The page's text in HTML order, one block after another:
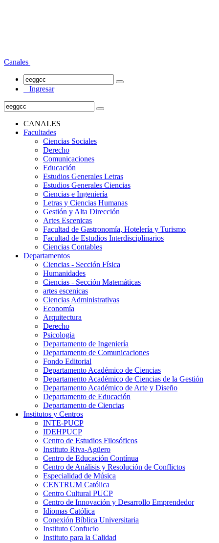
Canales
Ingresar
CANALES
Facultades
Ciencias Sociales
Derecho
Comunicaciones
Educación
Estudios Generales Letras
Estudios Generales Ciencias
Ciencias e Ingeniería
Letras y Ciencias Humanas
Gestión y Alta Dirección
Artes Escenicas
Facultad de Gastronomía, Hotelería y Turismo
Facultad de Estudios Interdisciplinarios
Ciencias Contables
Departamentos
Ciencias - Sección Física
Humanidades
Ciencias - Sección Matemáticas
artes escenicas
Ciencias Administrativas
Economía
Arquitectura
Derecho
Psicologia
Departamento de Ingeniería
Departamento de Comunicaciones
Fondo Editorial
Departamento Académico de Ciencias
Departamento Académico de Ciencias de la Gestión
Departamento Académico de Arte y Diseño
Departamento de Educación
Departamento de Ciencias
Institutos y Centros
INTE-PUCP
IDEHPUCP
Centro de Estudios Filosóficos
Instituto Riva-Agüero
Centro de Educación Contínua
Centro de Análisis y Resolución de Conflictos
Especialidad de Música
CENTRUM Católica
Centro Cultural PUCP
Centro de Innovación y Desarrollo Emprendedor
Idiomas Católica
Conexión Bíblica Universitaria
Instituto Confucio
Instituto para la Calidad